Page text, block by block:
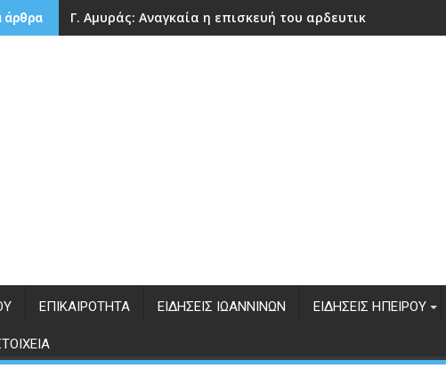
άρθρα Γ. Αμυράς: Αναγκαία η επισκευή του αρδευτικού
ΕΠΙΚΑΙΡΌΤΗΤΑ ΕΙΔΉΣΕΙΣ ΙΩΑΝΝΊΝΩΝ ΕΙΔΉΣΕΙΣ ΗΠΕΊΡΟΥ